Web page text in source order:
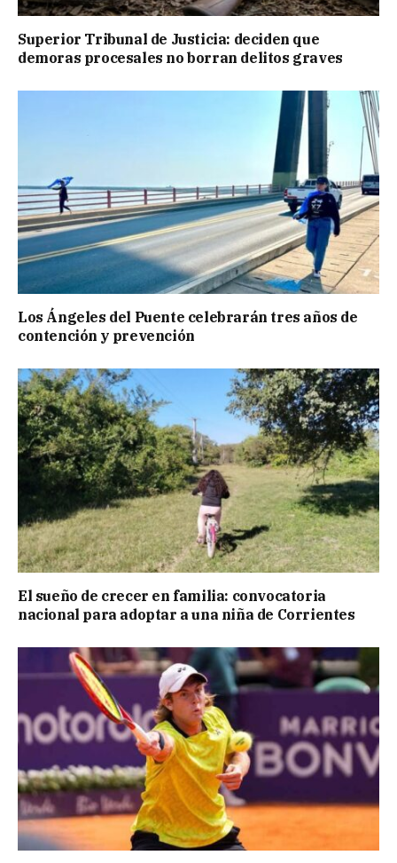
Superior Tribunal de Justicia: deciden que
demoras procesales no borran delitos graves
Los Ángeles del Puente celebrarán tres años de
contención y prevención
El sueño de crecer en familia: convocatoria
nacional para adoptar a una niña de Corrientes